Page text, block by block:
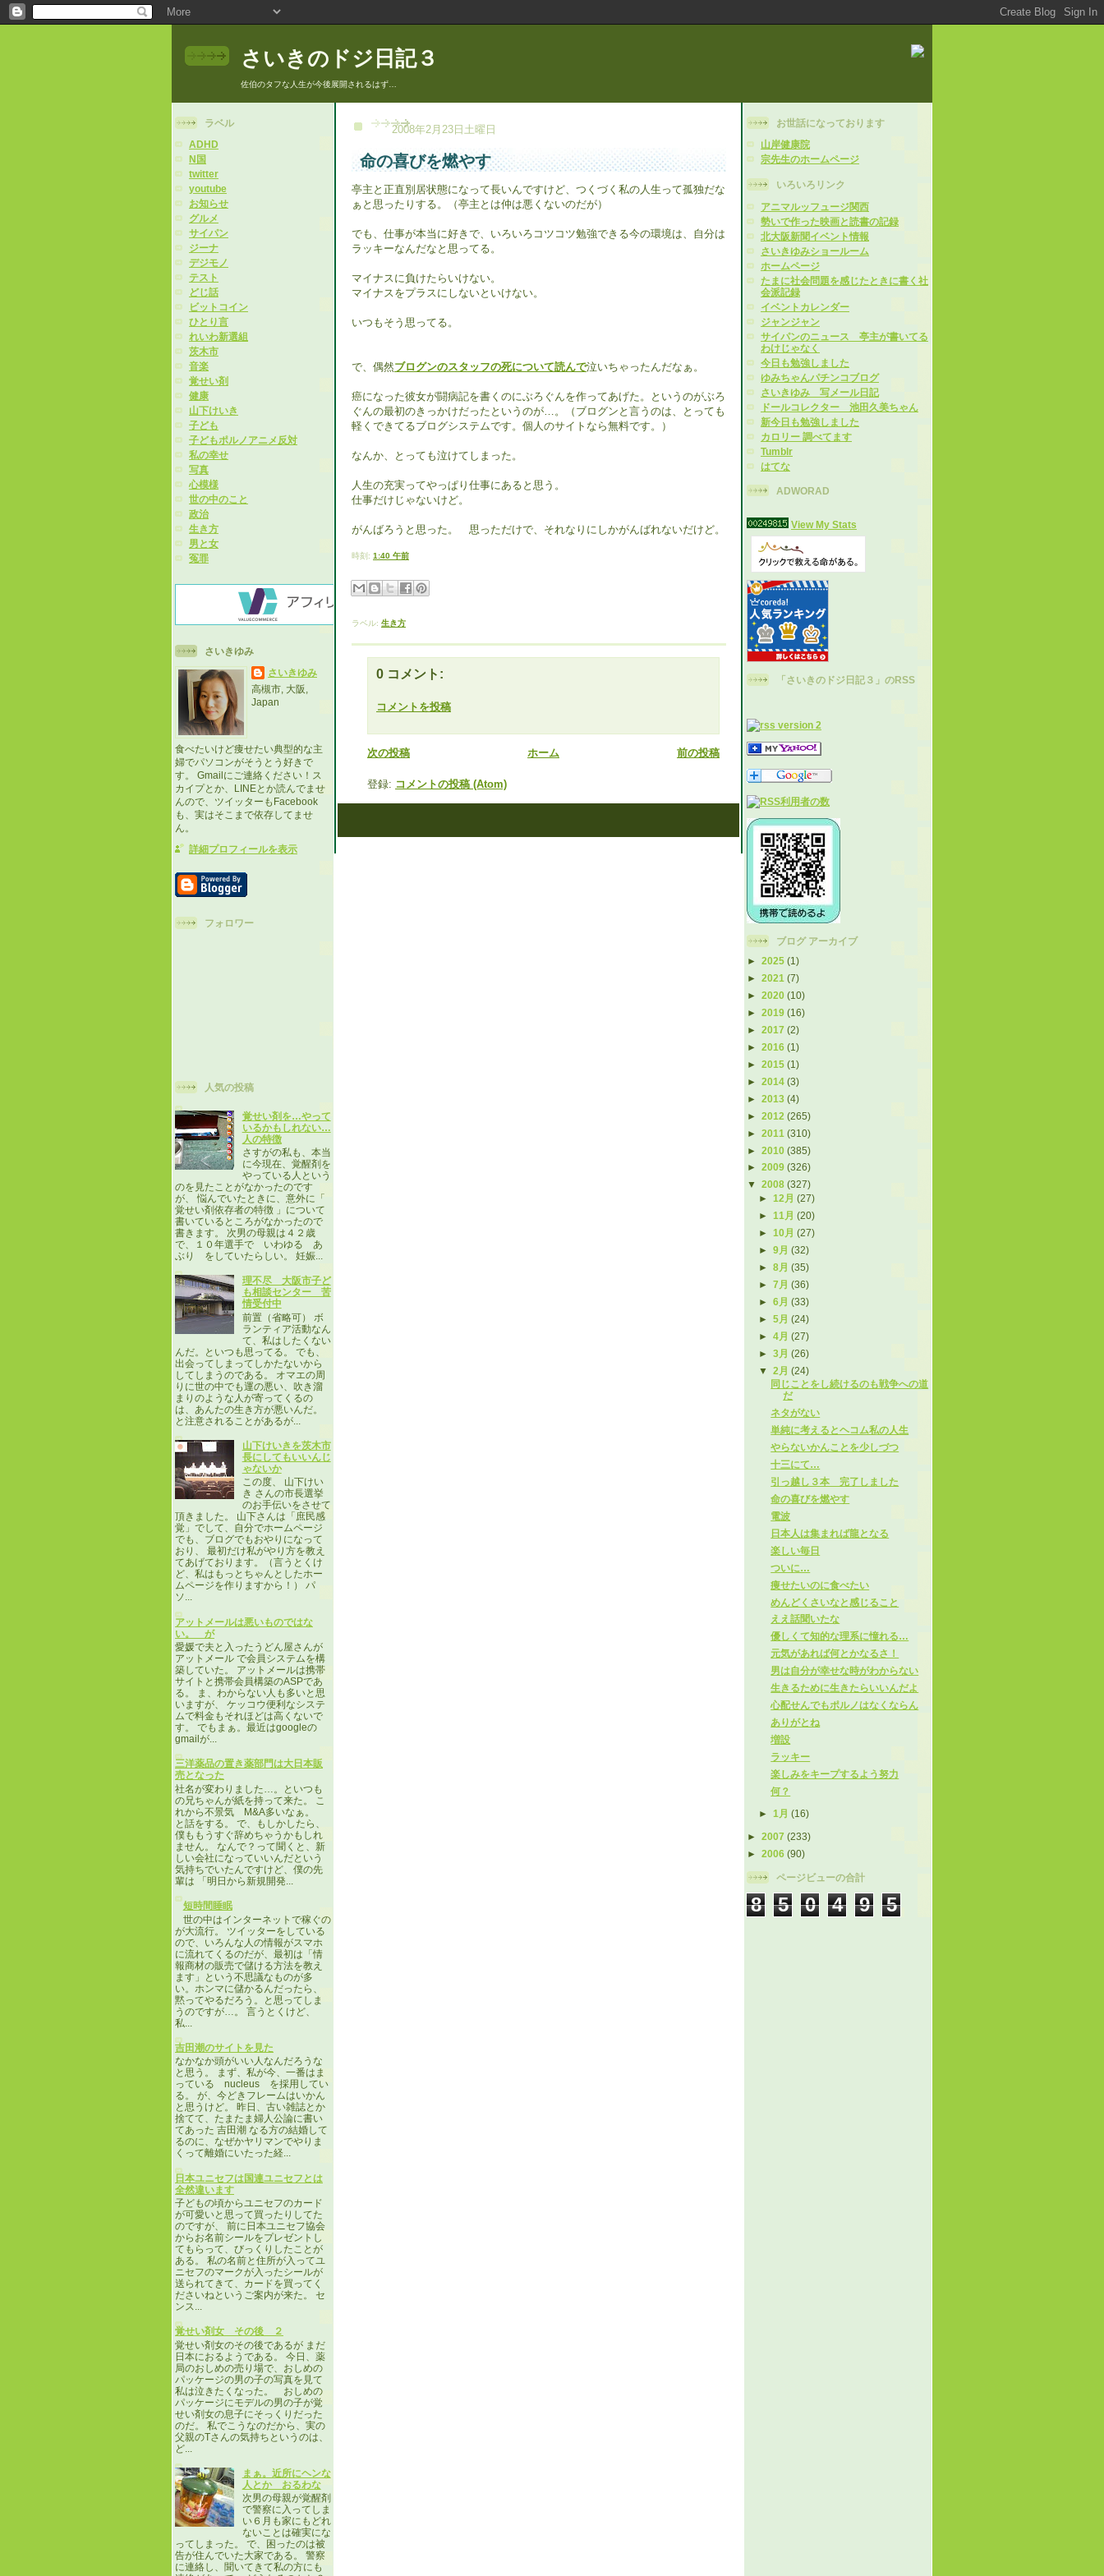
さいきのドジ日記３
佐伯のタフな人生が今後展開されるはず…
ラベル
ADHD
N国
twitter
youtube
お知らせ
グルメ
サイパン
ジーナ
デジモノ
テスト
どじ話
ビットコイン
ひとり言
れいわ新選組
茨木市
音楽
覚せい剤
健康
山下けいき
子ども
子どもポルノアニメ反対
私の幸せ
写真
心模様
世の中のこと
政治
生き方
男と女
冤罪
さいきゆみ
さいきゆみ
高槻市, 大阪,
Japan
食べたいけど痩せたい典型的な主
婦でパソコンがそうとう好きで
す。 Gmailにご連絡ください！ス
カイプとか、LINEとか読んでませ
んので、ツイッターもFacebook
も、実はそこまで依存してませ
ん。
詳細プロフィールを表示
フォロワー
人気の投稿
覚せい剤を…やって
いるかもしれない…
人の特徴
さすがの私も、本当
に今現在、覚醒剤を
やっている人という
のを見たことがなかったのです
が、 悩んでいたときに、意外に「
覚せい剤依存者の特徴 」について
書いているところがなかったので
書きます。 次男の母親は４２歳
で、１０年選手で いわゆる あ
ぶり をしていたらしい。 妊娠...
理不尽 大阪市子ど
も相談センター 苦
情受付中
前置（省略可） ボ
ランティア活動なん
て、私はしたくない
んだ。といつも思ってる。 でも、
出会ってしまってしかたないから
してしまうのである。 オマエの周
りに世の中でも運の悪い、吹き溜
まりのような人が寄ってくるの
は、あんたの生き方が悪いんだ。
と注意されることがあるが...
山下けいきを茨木市
長にしてもいいんじ
ゃないか
この度、 山下けい
き さんの市長選挙
のお手伝いをさせて
頂きました。 山下さんは「庶民感
覚」でして、自分でホームページ
でも、ブログでもおやりになって
おり、 最初だけ私がやり方を教え
てあげております。（言うとくけ
ど、私はもっとちゃんとしたホー
ムページを作りますから！） パ
ソ...
アットメールは悪いものではな
い。 が
愛媛で夫と入ったうどん屋さんが
アットメール で会員システムを構
築していた。 アットメールは携帯
サイトと携帯会員構築のASPであ
る。 ま、わからない人も多いと思
いますが、 ケッコウ便利なシステ
ムで料金もそれほどは高くないで
す。 でもまぁ。最近はgoogleの
gmailが...
三洋薬品の置き薬部門は大日本販
売となった
社名が変わりました…。といつも
の兄ちゃんが紙を持って来た。 こ
れから不景気 M&A多いなぁ。
と話をする。 で、もしかしたら、
僕ももうすぐ辞めちゃうかもしれ
ません。 なんで？って聞くと、新
しい会社になっていいんだという
気持ちでいたんですけど、僕の先
輩は 「明日から新規開発...
短時間睡眠
世の中はインターネットで稼ぐの
が大流行。 ツイッターをしている
ので、いろんな人の情報がスマホ
に流れてくるのだが、最初は「情
報商材の販売で儲ける方法を教え
ます」という不思議なものが多
い。ホンマに儲かるんだったら、
黙ってやるだろう。と思ってしま
うのですが…。 言うとくけど、
私...
吉田潮のサイトを見た
なかなか頭がいい人なんだろうな
と思う。 まず、私が今、一番はま
っている nucleus を採用してい
る。 が、今どきフレームはいかん
と思うけど。 昨日、古い雑誌とか
捨てて、たまたま婦人公論に書い
てあった 吉田潮 なる方の結婚して
るのに、なぜかヤリマンでやりま
くって離婚にいたった経...
日本ユニセフは国連ユニセフとは
全然違います
子どもの頃からユニセフのカード
が可愛いと思って買ったりしてた
のですが、 前に日本ユニセフ協会
からお名前シールをプレゼントし
てもらって、びっくりしたことが
ある。 私の名前と住所が入ってユ
ニセフのマークが入ったシールが
送られてきて、カードを買ってく
ださいねというご案内が来た。 セ
ンス...
覚せい剤女 その後 ２
覚せい剤女のその後であるが まだ
日本におるようである。 今日、薬
局のおしめの売り場で、おしめの
パッケージの男の子の写真を見て
私は泣きたくなった。 おしめの
パッケージにモデルの男の子が覚
せい剤女の息子にそっくりだった
のだ。 私でこうなのだから、実の
父親のTさんの気持ちというのは、
ど...
まぁ。近所にヘンな
人とか おるわな
次男の母親が覚醒剤
で警察に入ってしま
い６月も家にもどれ
ないことは確実にな
ってしまった。 で、困ったのは被
告が住んでいた大家である。 警察
に連絡し、聞いてきて私の方にも
お世話になっております
山岸健康院
宗先生のホームページ
いろいろリンク
アニマルッフュージ関西
勢いで作った映画と読書の記録
北大阪新聞イベント情報
さいきゆみショールーム
ホームページ
たまに社会問題を感じたときに書く社
会派記録
イベントカレンダー
ジャンジャン
サイパンのニュース 亭主が書いてる
わけじゃなく
今日も勉強しました
ゆみちゃんパチンコブログ
さいきゆみ 写メール日記
ドールコレクター 池田久美ちゃん
新今日も勉強しました
カロリー 調べてます
Tumblr
はてな
ADWORAD
View My Stats
「さいきのドジ日記３」のRSS
ブログ アーカイブ
► 2025 (1)
► 2021 (7)
► 2020 (10)
► 2019 (16)
► 2017 (2)
► 2016 (1)
► 2015 (1)
► 2014 (3)
► 2013 (4)
► 2012 (265)
► 2011 (310)
► 2010 (385)
► 2009 (326)
▼ 2008 (327)
►12月(27)
►11月(20)
►10月(27)
►9月(32)
►8月(35)
►7月(36)
►6月(33)
►5月(24)
►4月(27)
►3月(26)
▼2月(24)
同じことをし続けるのも戦争への道
だ
ネタがない
単純に考えるとヘコム私の人生
やらないかんことを少しづつ
十三にて…
引っ越し３本 完了しました
命の喜びを燃やす
電波
日本人は集まれば龍となる
楽しい毎日
ついに…
痩せたいのに食べたい
めんどくさいなと感じること
ええ話聞いたな
優しくて知的な理系に憧れる…
元気があれば何とかなるさ！
男は自分が幸せな時がわからない
生きるために生きたらいいんだよ
心配せんでもポルノはなくならん
ありがとね
増設
ラッキー
楽しみをキープするよう努力
何？
►1月(16)
► 2007 (233)
► 2006 (90)
ページビューの合計
8 5 0 4 9 5
2008年2月23日土曜日
命の喜びを燃やす
亭主と正直別居状態になって長いんですけど、つくづく私の人生って孤独だな
ぁと思ったりする。（亭主とは仲は悪くないのだが）
でも、仕事が本当に好きで、いろいろコツコツ勉強できる今の環境は、自分は
ラッキーなんだなと思ってる。
マイナスに負けたらいけない。
マイナスをプラスにしないといけない。
いつもそう思ってる。
で、偶然ブログンのスタッフの死について読んで泣いちゃったんだなぁ。
癌になった彼女が闘病記を書くのにぶろぐんを作ってあげた。というのがぶろ
ぐんの最初のきっかけだったというのが…。（ブログンと言うのは、とっても
軽くできてるブログシステムです。個人のサイトなら無料です。）
なんか、とっても泣けてしまった。
人生の充実ってやっぱり仕事にあると思う。
仕事だけじゃないけど。
がんばろうと思った。 思っただけで、それなりにしかがんばれないだけど。
時刻: 1:40 午前
ラベル: 生き方
0 コメント:
コメントを投稿
次の投稿 前の投稿
ホーム
登録: コメントの投稿 (Atom)